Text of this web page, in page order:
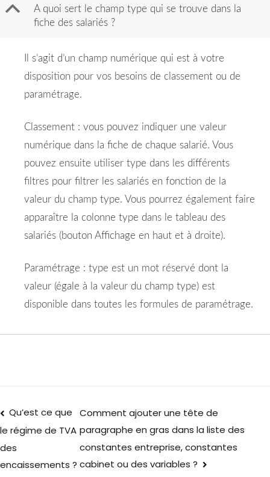
B
A quoi sert le champ type qui se trouve dans la
fiche des salariés ?
Il s’agit d’un champ numérique qui est à votre
disposition pour vos besoins de classement ou de
paramétrage.
Classement : vous pouvez indiquer une valeur
numérique dans la fiche de chaque salarié. Vous
pouvez ensuite utiliser type dans les différents
filtres pour filtrer les salariés en fonction de la
valeur du champ type. Vous pourrez également faire
apparaître la colonne type dans le tableau des
salariés (bouton Affichage en haut et à droite).
Paramétrage : type est un mot réservé dont la
valeur (égale à la valeur du champ type) est
disponible dans toutes les formules de paramétrage.
Qu’est ce que
le régime de TVA
des
encaissements ?
Comment ajouter une tête de
paragraphe en gras dans la liste des
constantes entreprise, constantes
cabinet ou des variables ?